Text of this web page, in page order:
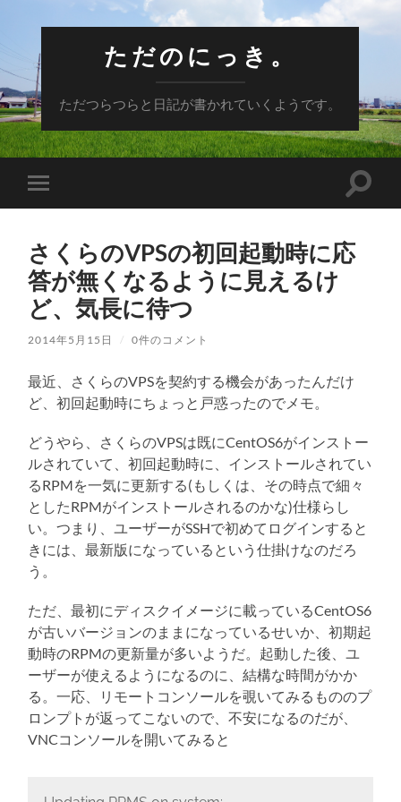
ただのにっき。
ただつらつらと日記が書かれていくようです。
モ
バ
メ
ニ
ュ
ー
を
切
り
る
検
さくらのVPSの初回起動時に応
答が無くなるように見えるけ
ど、気長に待つ
2014年5月15日 / 0件のコメント
最近、さくらのVPSを契約する機会があったんだけ
ど、初回起動時にちょっと戸惑ったのでメモ。
どうやら、さくらのVPSは既にCentOS6がインストー
ルされていて、初回起動時に、インストールされてい
るRPMを一気に更新する(もしくは、その時点で細々
としたRPMがインストールされるのかな)仕様らし
い。つまり、ユーザーがSSHで初めてログインすると
きには、最新版になっているという仕掛けなのだろ
う。
ただ、最初にディスクイメージに載っているCentOS6
が古いバージョンのままになっているせいか、初期起
動時のRPMの更新量が多いようだ。起動した後、ユ
ーザーが使えるようになるのに、結構な時間がかか
る。一応、リモートコンソールを覗いてみるもののプ
ロンプトが返ってこないので、不安になるのだが、
VNCコンソールを開いてみると